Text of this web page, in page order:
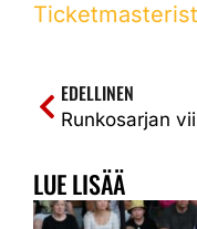
EDELLINEN
LUE LISÄÄ